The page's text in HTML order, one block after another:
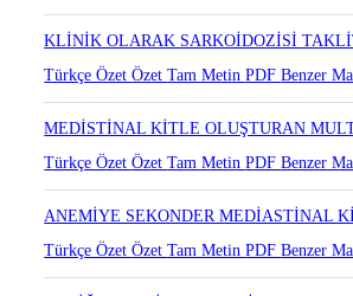
AKCİĞERDE PLASENTAL
Türkçe ÖzetÖzetTam MetinPDFBenzer
KLİNİK OLARAK SARKOİDOZİSİ
Türkçe ÖzetÖzetTam MetinPDFBenzer
MEDİSTİNAL KİTLE OLUŞTURAN
Türkçe ÖzetÖzetTam MetinPDFBenzer
ANEMİYE SEKONDER MEDİASTİNAL